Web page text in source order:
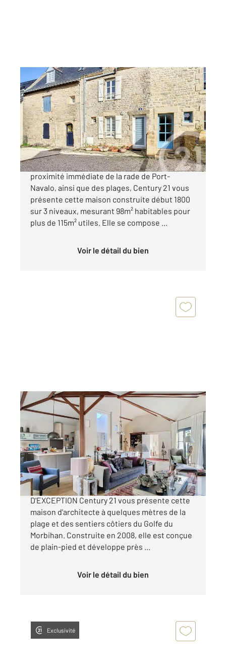
ARZON 56
97,55 m2, 5 pièces
Ref : 12830
Maison à vendre
495 772 €
CENTURY 21 ARZON - PORT NAVALO A
proximité immédiate de la rade de Port-
Navalo, ainsi que des plages, Century 21 vous
présente cette maison construite début 1800
sur 3 niveaux, mesurant 98m² habitables pour
plus de 115m² utiles. Elle se compose ...
Voir le détail du bien
ARZON 56
193,74 m , 5 pièces
Ref : 12952
Maison à vendre
1 699 000 €
CENTURY 21 ARZON - MONTENO BIEN
D'EXCEPTION Century 21 vous présente cette
maison d'architecte à quelques mètres de la
plage et des sentiers côtiers du Golfe du
Morbihan. Construite en 2008, elle est conçue
de plain-pied et développe près ...
Voir le détail du bien
Exclusivité